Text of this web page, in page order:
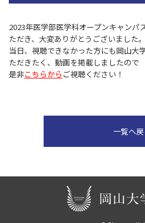
2023年医学部医学科オープンキャンパ
ただき、大変ありがとうございました。
当日、視聴できなかった方にも岡山大
ただきたく、動画を掲載しましたので
是非こちらから ご視聴ください！
一覧ヘ戻